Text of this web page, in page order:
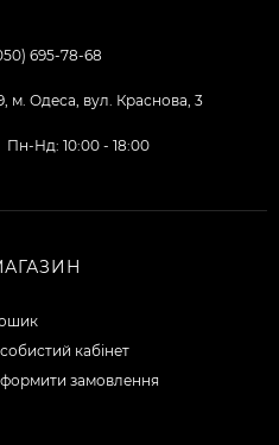
695-78-68
м. Одеса, вул. Краснова, 3
Пн-Нд: 10:00 - 18:00
кабінет
замовлення